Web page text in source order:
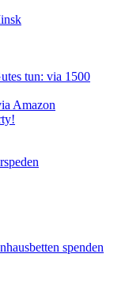
tun: via 1500
Amazon
spenden